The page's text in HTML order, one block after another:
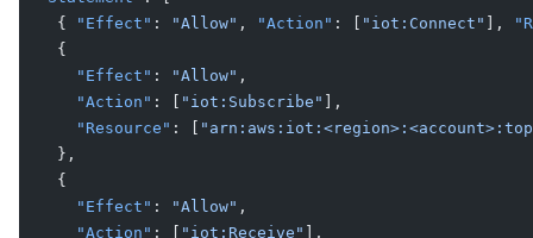
    {
"Effect" : "Allow" , "Action" : [ "iot:Connect" ],
    {
      "Effect"
: "Allow" ,
      "Action"
: [ "iot:Subscribe"
],
      "Resource"
: [
    },
    {
      "Effect"
: "Allow" ,
      "Action"
: [ "iot:Receive" ],